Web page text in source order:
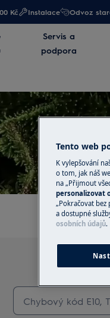
Kč Instalace Odvoz
Servis a
podpora
Tento web
K vylepšování
o tom, jak náš
na „Přijmout
personalizovat
„Pokračovat
a dostupné
osobních údajů.